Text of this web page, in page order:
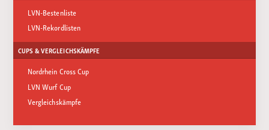
LVN-Bestenliste
LVN-Rekordlisten
CUPS & VERGLEICHSKÄMPFE
Nordrhein Cross Cup
LVN Wurf Cup
Vergleichskämpfe